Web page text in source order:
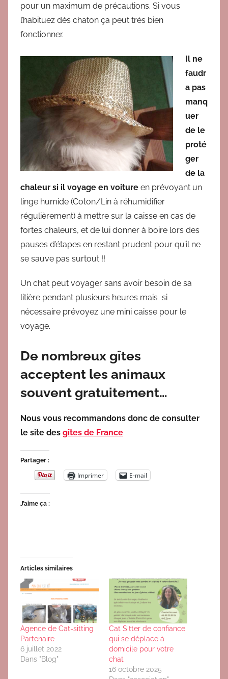
pour un maximum de précautions. Si vous
l’habituez dès chaton ça peut très bien
fonctionner.
Il ne
faudr
a pas
manq
uer
de le
proté
ger
de la
chaleur si il voyage en voiture en prévoyant un
linge humide (Coton/Lin à réhumidifier
régulièrement) à mettre sur la caisse en cas de
fortes chaleurs, et de lui donner à boire lors des
pauses d’étapes en restant prudent pour qu’il ne
se sauve pas surtout !!
Un chat peut voyager sans avoir besoin de sa
litière pendant plusieurs heures mais si
nécessaire prévoyez une mini caisse pour le
voyage.
De nombreux gîtes
acceptent les animaux
souvent gratuitement…
Nous vous recommandons donc de consulter
le site des gîtes de France
Partager :
Imprimer E-mail
J’aime ça :
Articles similaires
Agence de Cat-sitting
Partenaire
6 juillet 2022
Dans "Blog"
Cat Sitter de confiance
qui se déplace à
domicile pour votre
chat
16 octobre 2025